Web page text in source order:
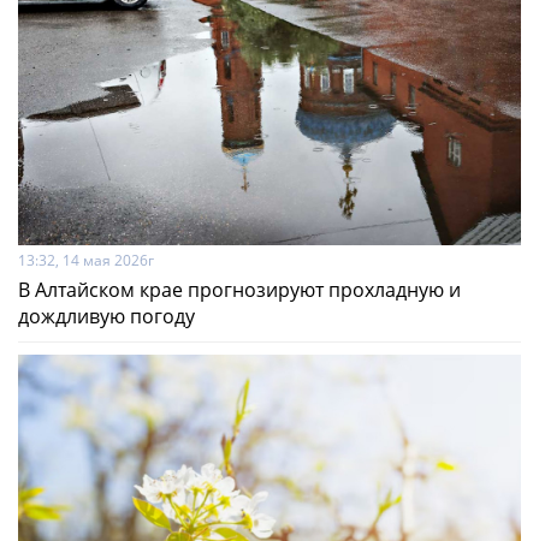
13:32, 14 мая 2026г
В Алтайском крае прогнозируют прохладную и
дождливую погоду